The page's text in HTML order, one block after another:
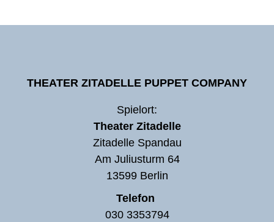
THEATER ZITADELLE PUPPET COMPANY
Spielort:
Theater Zitadelle
Zitadelle Spandau
Am Juliusturm 64
13599 Berlin
Telefon
030 3353794